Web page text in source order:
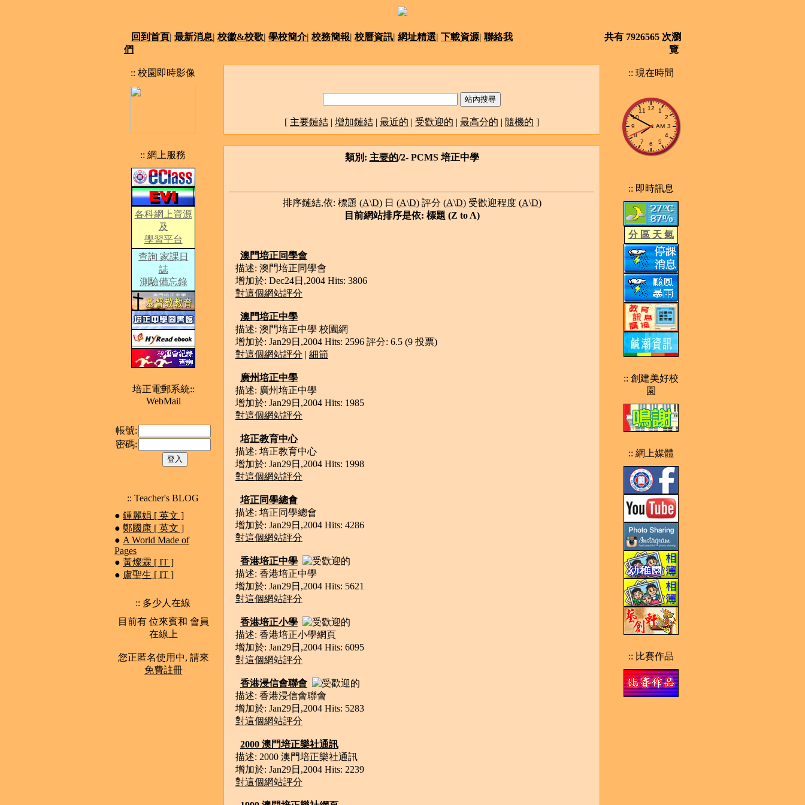
回到首頁| 最新消息| 校徽&校歌| 學校簡介| 校務簡報| 校曆資訊| 網址精選| 下載資源| 聯絡我
們
共有 7926565 次瀏
覽
:: 校園即時影像
:: 網上服務
各科網上資源
及
學習平台
查詢 家課日
誌
測驗備忘錄
培正電郵系統::
WebMail
帳號:
密碼:
:: Teacher's BLOG
● 鍾麗娟 [ 英文 ]
● 鄭國康 [ 英文 ]
● A World Made of
Pages
● 黃燦霖 [ IT ]
● 盧聖生 [ IT ]
:: 多少人在線
目前有 位來賓和 會員
在線上
您正匿名使用中, 請來
免費註冊
[ 主要鏈結 | 增加鏈結 | 最近的 | 受歡迎的 | 最高分的 | 隨機的 ]
類別: 主要的/2- PCMS 培正中學
排序鏈結,依: 標題 (A\D) 日 (A\D) 評分 (A\D) 受歡迎程度 (A\D)
目前網站排序是依: 標題 (Z to A)
澳門培正同學會
描述: 澳門培正同學會
增加於: Dec24日,2004 Hits: 3806
對這個網站評分
澳門培正中學
描述: 澳門培正中學 校園網
增加於: Jan29日,2004 Hits: 2596 評分: 6.5 (9 投票)
對這個網站評分 | 細節
廣州培正中學
描述: 廣州培正中學
增加於: Jan29日,2004 Hits: 1985
對這個網站評分
培正教育中心
描述: 培正教育中心
增加於: Jan29日,2004 Hits: 1998
對這個網站評分
培正同學總會
描述: 培正同學總會
增加於: Jan29日,2004 Hits: 4286
對這個網站評分
香港培正中學
描述: 香港培正中學
增加於: Jan29日,2004 Hits: 5621
對這個網站評分
香港培正小學
描述: 香港培正小學網頁
增加於: Jan29日,2004 Hits: 6095
對這個網站評分
香港浸信會聯會
描述: 香港浸信會聯會
增加於: Jan29日,2004 Hits: 5283
對這個網站評分
2000 澳門培正樂社通訊
描述: 2000 澳門培正樂社通訊
增加於: Jan29日,2004 Hits: 2239
對這個網站評分
:: 現在時間
:: 即時訊息
分 區 天 氣
:: 創建美好校
園
:: 網上媒體
:: 比賽作品